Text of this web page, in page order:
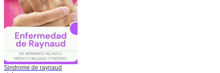
Sindrome de raynaud